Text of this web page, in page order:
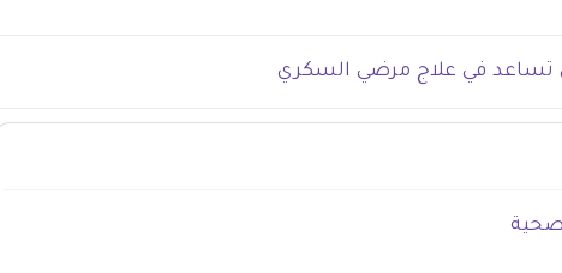
تساعد في علاج مرضي السكري